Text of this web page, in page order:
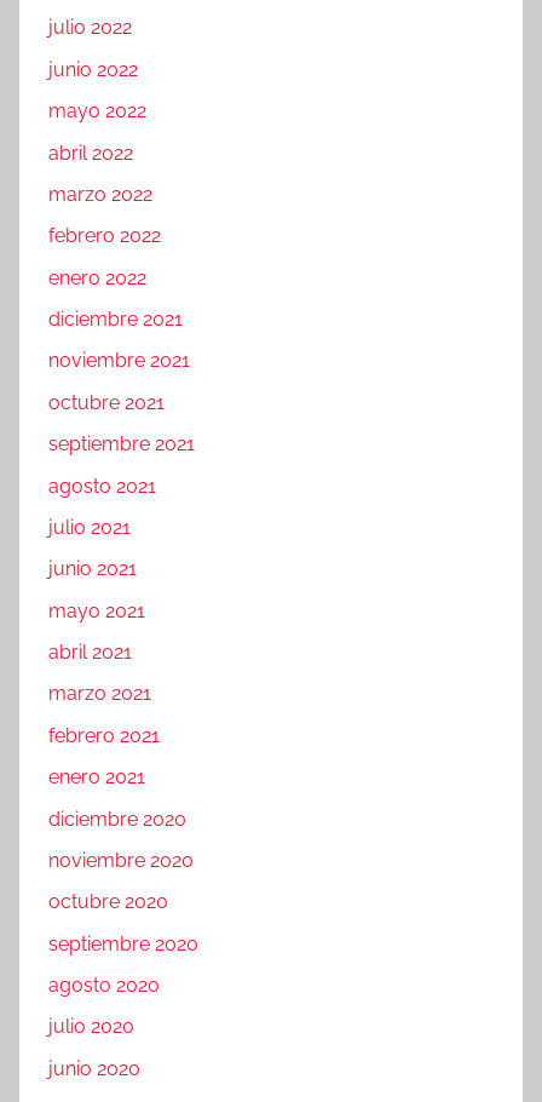
julio 2022
junio 2022
mayo 2022
abril 2022
marzo 2022
febrero 2022
enero 2022
diciembre 2021
noviembre 2021
octubre 2021
septiembre 2021
agosto 2021
julio 2021
junio 2021
mayo 2021
abril 2021
marzo 2021
febrero 2021
enero 2021
diciembre 2020
noviembre 2020
octubre 2020
septiembre 2020
agosto 2020
julio 2020
junio 2020